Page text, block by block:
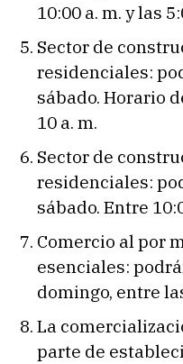
10:00 a. m. y las
Sector de
residenciales:
sábado. Horario
10 a. m.
Sector de
residenciales:
sábado. Entre
Comercio al por
esenciales:
domingo, entre
La
parte de